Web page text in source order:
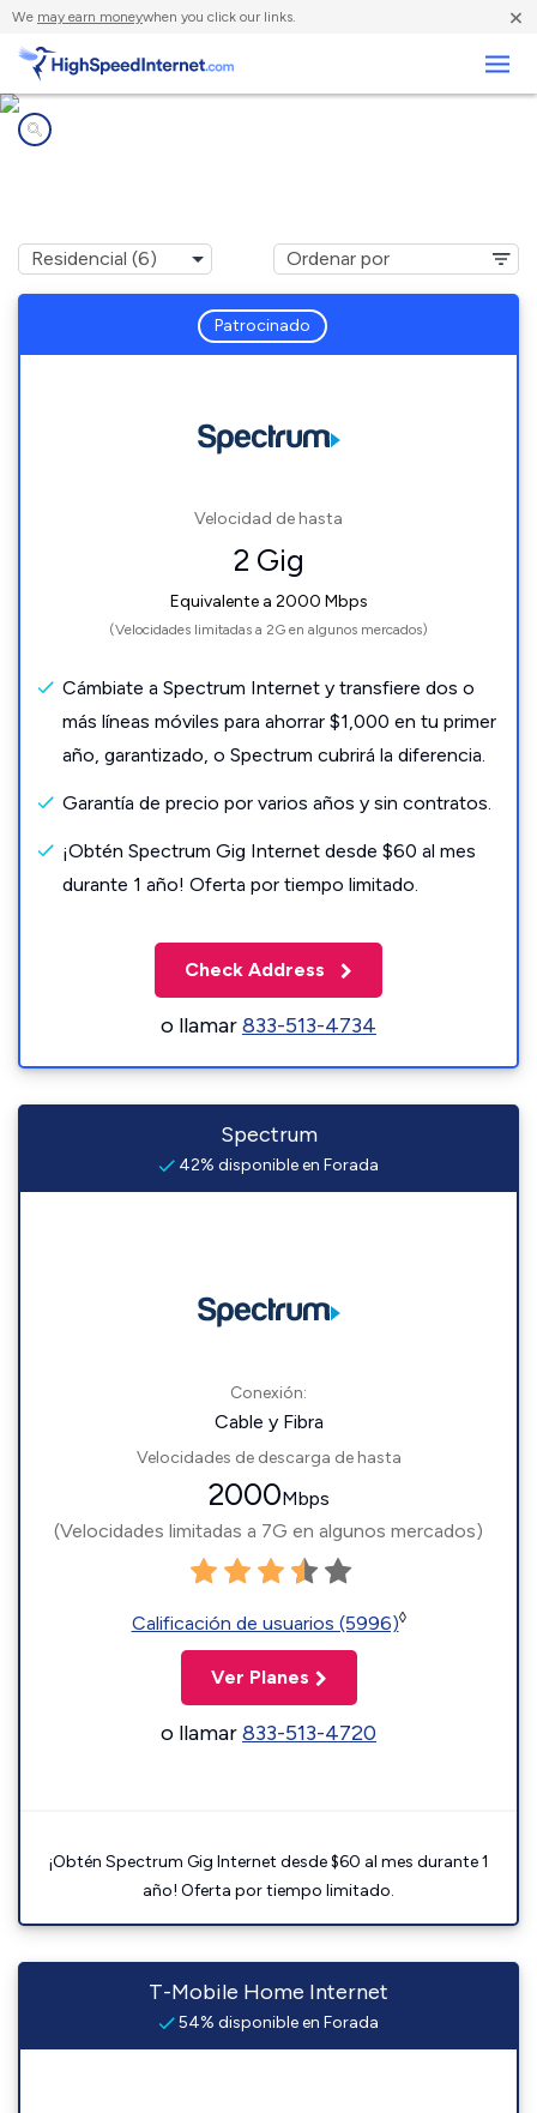
We may earn moneywhen you click our links. ×
Patrocinado
Velocidad de hasta
2 Gig
Equivalente a 2000 Mbps
(Velocidades limitadas a 2G en algunos mercados)
Cámbiate a Spectrum Internet y transfiere dos o
más líneas móviles para ahorrar $1,000 en tu primer
año, garantizado, o Spectrum cubrirá la diferencia.
Garantía de precio por varios años y sin contratos.
¡Obtén Spectrum Gig Internet desde $60 al mes
durante 1 año! Oferta por tiempo limitado.
Check Address
o llamar833-513-4734
Spectrum
42% disponible en Forada
Conexión:
Cable y Fibra
Velocidades de descarga de hasta
2000Mbps
(Velocidades limitadas a 7G en algunos mercados)
Calificación de usuarios (5996)◊
Ver Planes
o llamar833-513-4720
¡Obtén Spectrum Gig Internet desde $60 al mes durante 1
año! Oferta por tiempo limitado.
T-Mobile Home Internet
54% disponible en Forada